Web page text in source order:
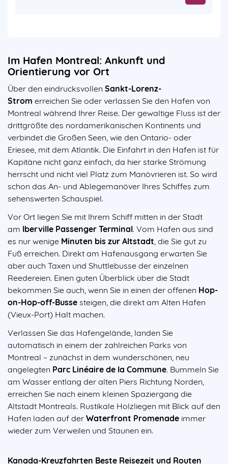
Im Hafen Montreal: Ankunft und
Orientierung vor Ort
Über den eindrucksvollen Sankt-Lorenz-
Strom erreichen Sie oder verlassen Sie den Hafen von
Montreal während Ihrer Reise. Der gewaltige Fluss ist der
drittgrößte des nordamerikanischen Kontinents und
verbindet die Großen Seen, wie den Ontario- oder
Eriesee, mit dem Atlantik. Die Einfahrt in den Hafen ist für
Kapitäne nicht ganz einfach, da hier starke Strömung
herrscht und nicht viel Platz zum Manövrieren ist. So wird
schon das An- und Ablegemanöver Ihres Schiffes zum
sehenswerten Schauspiel.
Vor Ort liegen Sie mit Ihrem Schiff mitten in der Stadt
am Iberville Passenger Terminal. Vom Hafen aus sind
es nur wenige Minuten bis zur Altstadt, die Sie gut zu
Fuß erreichen. Direkt am Hafenausgang erwarten Sie
aber auch Taxen und Shuttlebusse der einzelnen
Reedereien. Einen guten Überblick über die Stadt
bekommen Sie auch, wenn Sie in einen der offenen Hop-
on-Hop-off-Busse steigen, die direkt am Alten Hafen
(Vieux-Port) Halt machen.
Verlassen Sie das Hafengelände, landen Sie
automatisch in einem der zahlreichen Parks von
Montreal – zunächst in dem wunderschönen, neu
angelegten Parc Linéaire de la Commune. Bummeln Sie
am Wasser entlang der alten Piers Richtung Norden,
erreichen Sie nach einem kleinen Spaziergang die
Altstadt Montreals. Rustikale Holzliegen mit Blick auf den
Hafen laden auf der Waterfront Promenade immer
wieder zum Verweilen und Staunen ein.
Kanada-Kreuzfahrten Beste Reisezeit und Routen